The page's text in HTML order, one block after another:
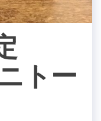
トー